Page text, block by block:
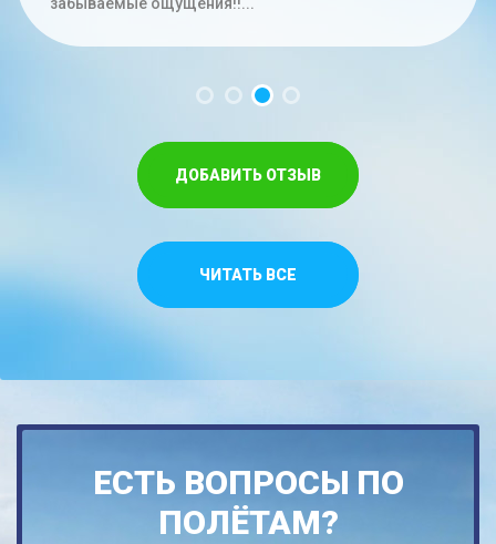
час. Меньше на троих времени не...
забываемые ощущения!!...
Спасибо,что относитесь как к своим...
ДОБАВИТЬ ОТЗЫВ
ЧИТАТЬ ВСЕ
ЕСТЬ ВОПРОСЫ ПО
ПОЛЁТАМ?